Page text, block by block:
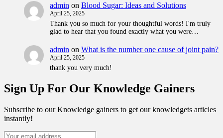
admin on Blood Sugar: Ideas and Solutions
April 25, 2025
Thank you so much for your thoughtful words! I'm truly
glad to hear that you found exactly what you were…
admin on What is the number one cause of joint pain?
April 25, 2025
thank you very much!
Sign Up For Our Knowledge Gainers
Subscribe to our Knowledge gainers to get our knowledgets articles
instantly!